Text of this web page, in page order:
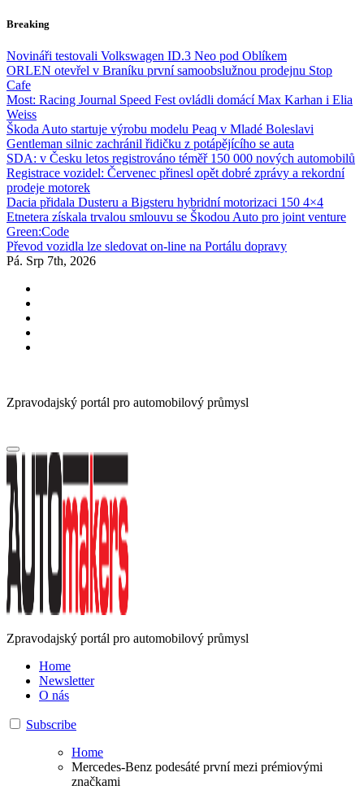
Skip
content
Breaking
Novináři testovali Volkswagen ID.3 Neo pod Oblíkem
ORLEN otevřel v Braníku první samoobslužnou prodejnu Stop
Cafe
Most: Racing Journal Speed Fest ovládli domácí Max Karhan i Elia
Weiss
Škoda Auto startuje výrobu modelu Peaq v Mladé Boleslavi
Gentleman silnic zachránil řidičku z potápějícího se auta
SDA: v Česku letos registrováno téměř 150 000 nových automobilů
Registrace vozidel: Červenec přinesl opět dobré zprávy a rekordní
prodeje motorek
Dacia přidala Dusteru a Bigsteru hybridní motorizaci 150 4×4
Etnetera získala trvalou smlouvu se Škodou Auto pro joint venture
Green:Code
Převod vozidla lze sledovat on-line na Portálu dopravy
Pá. Srp 7th, 2026
Zpravodajský portál pro automobilový průmysl
Zpravodajský portál pro automobilový průmysl
Home
Newsletter
O nás
Subscribe
Home
Mercedes-Benz podesáté první mezi prémiovými
značkami